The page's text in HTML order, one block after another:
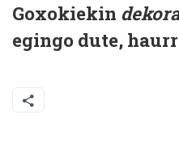
Goxokiekin
egingo dute,